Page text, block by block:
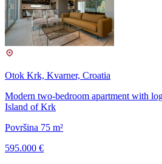
Otok Krk, Kvarner, Croatia
Modern two-bedroom apartment with
Island of Krk
Površina 75 m²
595.000 €